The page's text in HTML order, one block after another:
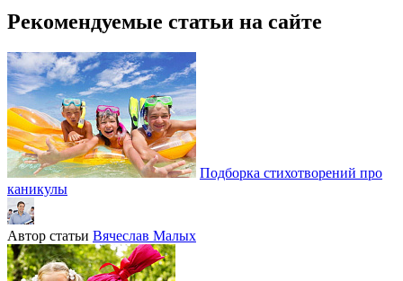
Рекомендуемые статьи на сайте
Подборка стихотворений про
каникулы
Автор статьи Вячеслав Малых